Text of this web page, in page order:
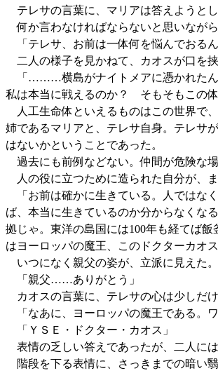
テレサの言葉に、マリアは答えようと
何か言わなければならないと思いなが
「テレサ、お前は一体何を悩んでおるん
二人の様子を見かねて、カオスが口を挟
「………横島がナイトメアに憑かれたん
私は本当に戦えるのか？ そもそもこの体
人工生命体といえるものはこの世界で
姉であるマリアと、テレサ自身。テレサ
はないかということであった。
過去にも前例などない。仲間が危険な
人の役に立つために造られた自分が、
「お前は確かに生きている。人ではな
ば、本当に生きているのか分からなくな
拠じゃ。東洋の島国には100年も経てば
はヨーロッパの魔王、このドクターカオ
いつになく親父の姿が、立派に見えた。
「親父……ありがとう」
カオスの言葉に、テレサの心は少しだ
「なあに、ヨーロッパの魔王である。
「ＹＳＥ・ドクター・カオス」
表情の乏しい答えであったが、二人に
階段を下る表情に、さっきまでの暗い翳